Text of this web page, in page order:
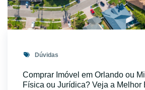
Dúvidas
Comprar Imóvel em Orlando ou
Física ou Jurídica? Veja a Melhor